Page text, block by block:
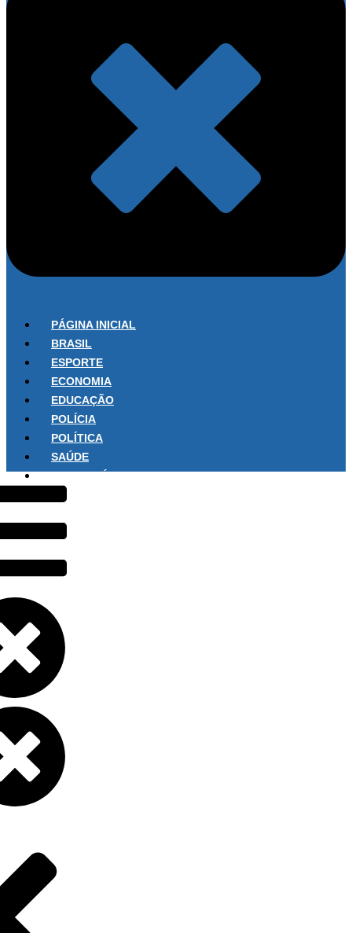
PÁGINA INICIAL
BRASIL
ESPORTE
ECONOMIA
EDUCAÇÃO
POLÍCIA
POLÍTICA
SAÚDE
SOBRE NÓS